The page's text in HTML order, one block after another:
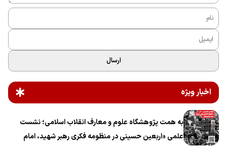
ارسال
اخبار ویژه
به همت پژوهشگاه علوم و معارف انقلاب اسلامی؛ نشست
علمی «اربعین حسینی در منظومه فکری رهبر شهید، امام